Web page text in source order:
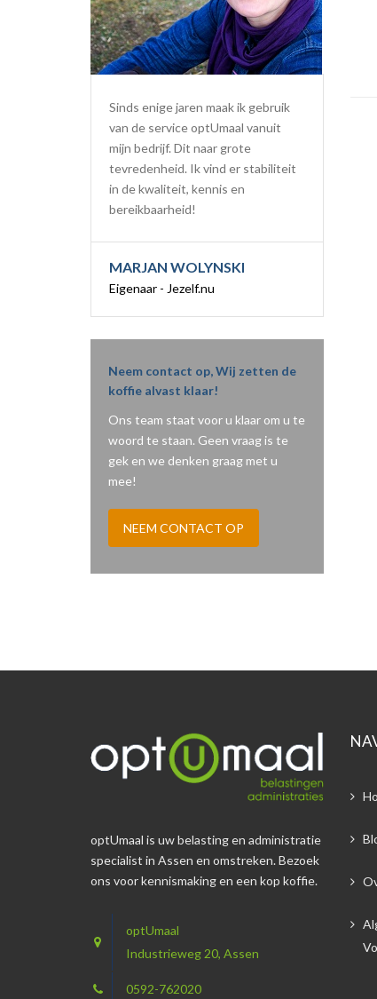
Sinds enige jaren maak ik gebruik
van de service optUmaal vanuit
mijn bedrijf. Dit naar grote
tevredenheid. Ik vind er stabiliteit
in de kwaliteit, kennis en
bereikbaarheid!
MARJAN WOLYNSKI
Eigenaar - Jezelf.nu
Neem contact op, Wij zetten de
koffie alvast klaar!
Ons team staat voor u klaar om u te
woord te staan. Geen vraag is te
gek en we denken graag met u
mee!
NEEM CONTACT OP
optUmaal is uw belasting en administratie
specialist in Assen en omstreken. Bezoek
ons voor kennismaking en een kop koffie.
optUmaal
Industrieweg 20, Assen
0592-762020